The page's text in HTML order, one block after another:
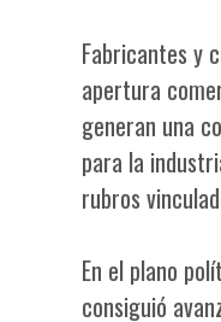
Fabricantes y
apertura
generan una
para la
rubros
En el plano
consiguió